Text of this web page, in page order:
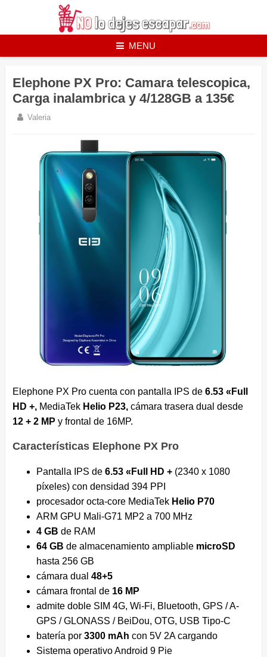
MENU
Elephone PX Pro: Camara telescopica,
Carga inalambrica y 4/128GB a 135€
Valeria
Elephone PX Pro cuenta con pantalla IPS de 6.53 «Full
HD +, MediaTek Helio P23, cámara trasera dual desde
12 + 2 MP y frontal de 16MP.
Características Elephone PX Pro
Pantalla IPS de 6.53 «Full HD +(2340 x 1080
píxeles) con densidad 394 PPI
procesador octa-core MediaTek Helio P70
ARM GPU Mali-G71 MP2 a 700 MHz
4 GB de RAM
64 GB de almacenamiento ampliable microSD
hasta 256 GB
cámara dual 48+5
cámara frontal de 16 MP
admite doble SIM 4G, Wi-Fi, Bluetooth, GPS / A-
GPS / GLONASS / BeiDou, OTG, USB Tipo-C
batería por 3300 mAh con 5V 2A cargando
Sistema operativo Android 9 Pie